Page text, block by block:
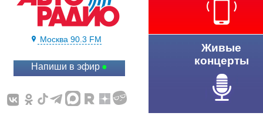
Москва 90.3 FM
Напиши в эфир
Живые
концерты